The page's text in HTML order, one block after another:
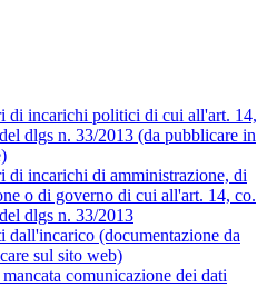
di incarichi politici di cui all'art. 14,
dlgs n. 33/2013 (da pubblicare in
di incarichi di amministrazione, di
o di governo di cui all'art. 14, co.
dlgs n. 33/2013
dall'incarico (documentazione da
sul sito web)
comunicazione dei dati